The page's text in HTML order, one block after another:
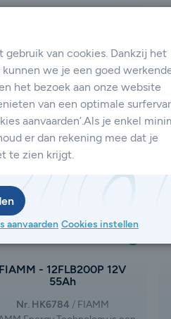
die zich bezighoudt
de productie en distributie
van batterijen en accu's voor
en industrieel
Het bedrijf is ontstaan
na de afsplitsing van FIAMM
waarbij de activiteiten op
gebied van autobatterijen en
loodzuurbatterijen
een eigen weg zijn ingeslagen.
Prijs op aanvraag
FIAMM - 12FLB200P 12V
55Ah
Nr. HK6784
FIAMM
gebruik van cookies. Dankzij het
we je een goed
het bezoek aan onze website
van een optimale
aanvaarden’.Als je enkel
er dan rekening mee dat je
te zien krijgt.
aanvaarden Cookies instellen